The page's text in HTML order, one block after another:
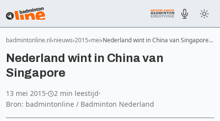
badmintonline.nl nieuws 2015 mei Nederland wint in China van Singapore…
Nederland wint in China van
Singapore
13 mei 2015· 2 min leestijd·
Bron: badmintonline / Badminton Nederland